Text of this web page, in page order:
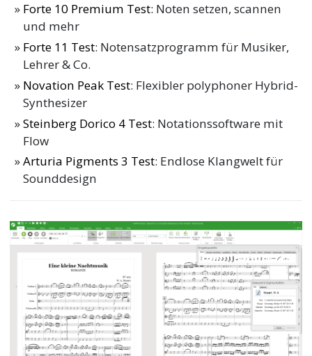
Forte 10 Premium Test: Noten setzen, scannen
und mehr
Forte 11 Test: Notensatzprogramm für Musiker,
Lehrer & Co.
Novation Peak Test: Flexibler polyphoner Hybrid-
Synthesizer
Steinberg Dorico 4 Test: Notationssoftware mit
Flow
Arturia Pigments 3 Test: Endlose Klangwelt für
Sounddesign